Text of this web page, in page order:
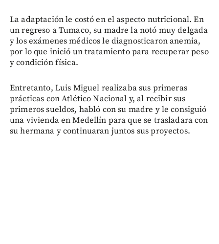
La adaptación le costó en el aspecto nutricional. En
un regreso a Tumaco, su madre la notó muy delgada
y los exámenes médicos le diagnosticaron anemia,
por lo que inició un tratamiento para recuperar peso
y condición física.
Entretanto, Luis Miguel realizaba sus primeras
prácticas con Atlético Nacional y, al recibir sus
primeros sueldos, habló con su madre y le consiguió
una vivienda en Medellín para que se trasladara con
su hermana y continuaran juntos sus proyectos.